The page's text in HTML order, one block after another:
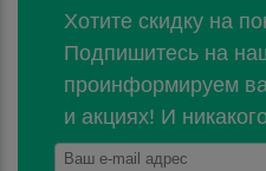
Хотите скидку на
Подпишитесь на
проинформируем
и акциях! И